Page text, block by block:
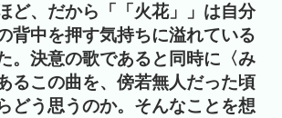
ど、だから「「火花」」は自分
背中を押す気持ちに溢れている
。決意の歌であると同時に〈み
るこの曲を、傍若無人だった頃
どう思うのか。そんなことを想